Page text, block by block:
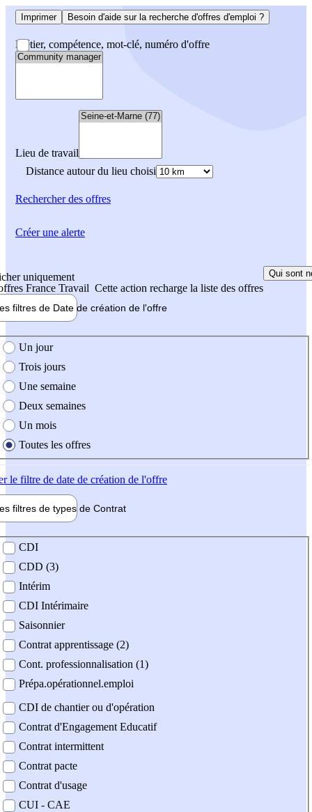
Imprimer Besoin d'aide sur la recherche d'offres d'emploi ?
Métier, compétence, mot-clé, numéro d'offre
Lieu de travail
Distance autour du lieu choisi
Rechercherdes offres
uniquement
France Travail Cette action recharge la liste des offres
Qui sont
filtres de Date de création de l'offre
création de l'offre
Un jour
Trois jours
Une semaine
Deux semaines
Un mois
Toutes les offres
le filtre de date de création de l'offre
filtres de types de Contrat
contrat
CDI
CDD (3)
Intérim
CDI Intérimaire
Saisonnier
Contrat apprentissage (2)
Cont. professionnalisation (1)
Prépa.opérationnel.emploi
CDI de chantier ou d'opération
Contrat d'Engagement Educatif
Contrat intermittent
Contrat pacte
Contrat d'usage
CUI - CAE
Créer une alerte